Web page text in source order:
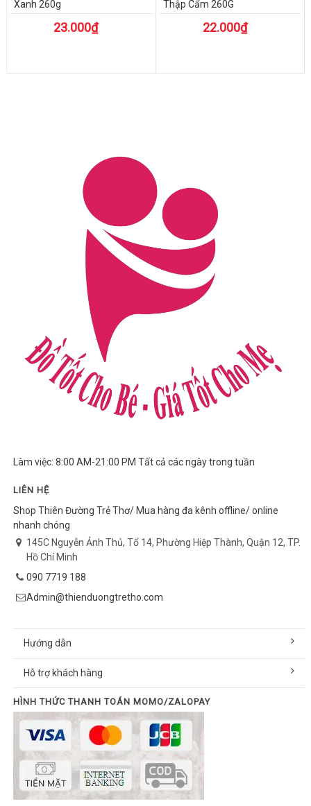
Xanh 260g
23.000₫
Thập Cẩm 260G
22.000₫
Làm việc: 8:00 AM-21:00 PM Tất cả các ngày trong tuần
LIÊN HỆ
Shop Thiên Đường Trẻ Thơ/ Mua hàng đa kênh offline/ online
nhanh chóng
145C Nguyễn Ảnh Thủ, Tổ 14, Phường Hiệp Thành, Quận 12, TP.
Hồ Chí Minh
090 7719 188
Admin@thienduongtretho.com
Hướng dẫn
Hỗ trợ khách hàng
HÌNH THỨC THANH TOÁN MOMO/ZALOPAY